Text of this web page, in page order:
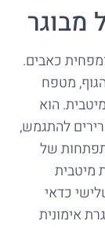
מבוגר
כאבים.
מטפח
הוא
להתגמש,
של
מיטבית
כדאי
אימונית